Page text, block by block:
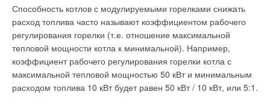
Способность котлов с модулируемыми горелками снижать
расход топлива часто называют коэффициентом рабочего
регулирования горелки (т.е. отношение максимальной
тепловой мощности котла к минимальной). Например,
коэффициент рабочего регулирования горелки котла с
максимальной тепловой мощностью 50 кВт и минимальным
расходом топлива 10 кВт будет равен 50 кВт / 10 кВт, или 5:1.
пользуются этим оборудованием?
Без организации «правильного» сервиса с обучением
персонала на местах этот эксперимент закончился бы
плачевно. Подход компании Ariston к сервисному
обслуживанию оказался для нас оптимальным. В Белгород
приезжали специалисты компании из Москвы, чтобы обучить
Уведомления отключены
Комментарии
В этой теме еще нет комментариев